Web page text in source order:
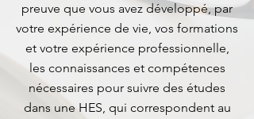
preuve que vous avez développé, par
votre expérience de vie, vos formations
et votre expérience professionnelle,
les connaissances et compétences
nécessaires pour suivre des études
dans une HES, qui correspondent au